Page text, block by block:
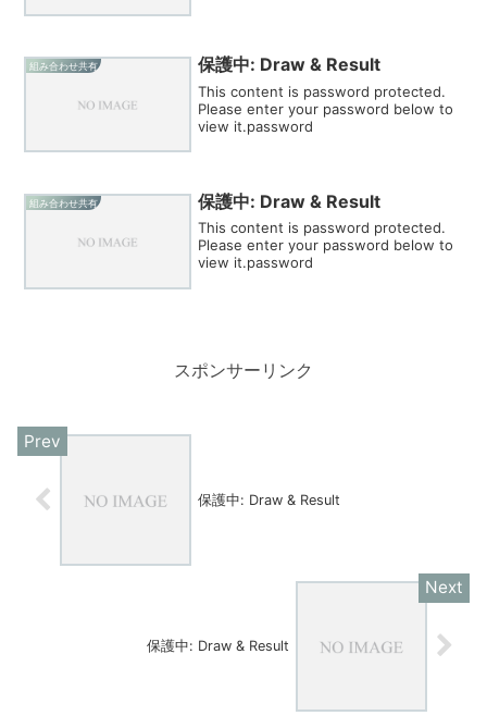
組み合わせ共有 保護中: Draw & Result
This content is password protected.
Please enter your password below to
view it.password
組み合わせ共有 保護中: Draw & Result
This content is password protected.
Please enter your password below to
view it.password
スポンサーリンク
保護中: Draw & Result
保護中: Draw & Result